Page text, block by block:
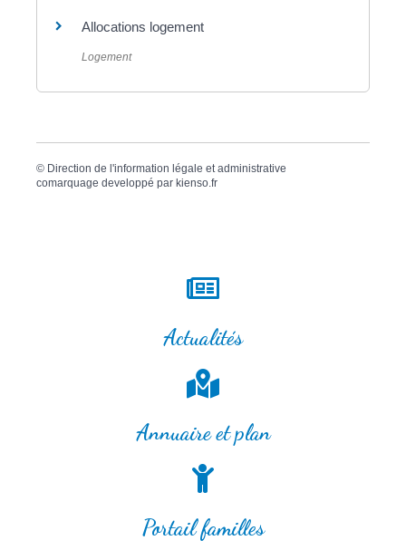
Allocations logement
Logement
© Direction de l'information légale et administrative
comarquage developpé par kienso.fr
Actualités
Annuaire et plan
Portail familles